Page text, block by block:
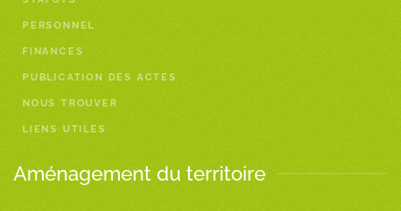
PERSONNEL
FINANCES
PUBLICATION DES ACTES
NOUS TROUVER
LIENS UTILES
Aménagement du territoire